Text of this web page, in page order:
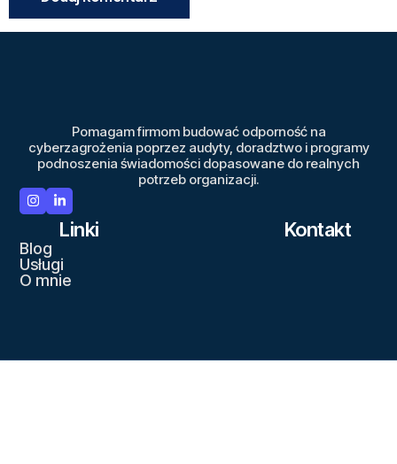
Pomagam firmom budować odporność na
cyberzagrożenia poprzez audyty, doradztwo i programy
podnoszenia świadomości dopasowane do realnych
potrzeb organizacji.
Linki
Blog
Usługi
O mnie
Kontakt